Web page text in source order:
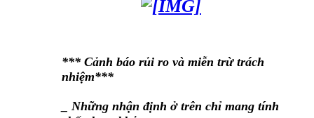
*** Cảnh báo rủi ro và miễn trừ trách
nhiệm***
_ Những nhận định ở trên chỉ mang tính